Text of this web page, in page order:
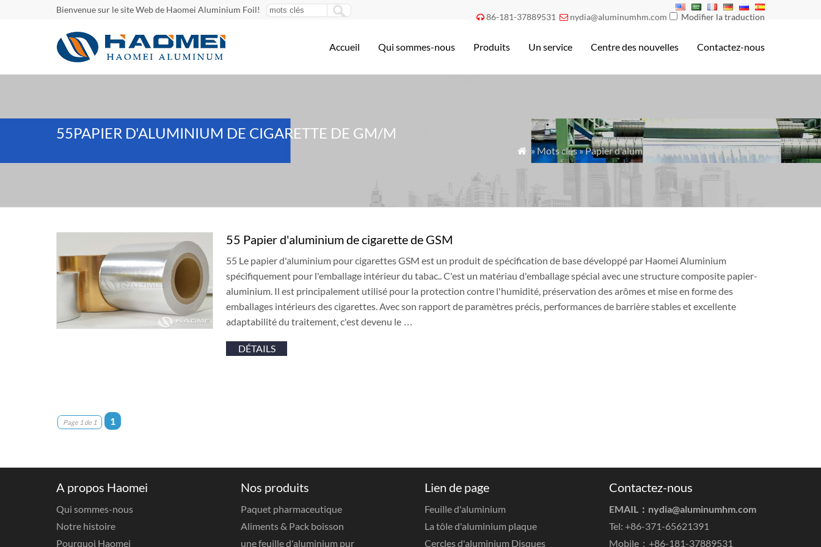
Bienvenue sur le site Web de Haomei Aluminium Foil!
 86-181-37889531  nydia@aluminumhm.com Modifier la traduction
Accueil Qui sommes-nous Produits Un service Centre des nouvelles Contactez-nous
55PAPIER D'ALUMINIUM DE CIGARETTE DE GM/M
 » Mots clés » Papier d'aluminium pour cigarettes 55 g/m²
55 Papier d'aluminium de cigarette de GSM
55 Le papier d'aluminium pour cigarettes GSM est un produit de spécification de base développé par Haomei Aluminium
spécifiquement pour l'emballage intérieur du tabac.. C'est un matériau d'emballage spécial avec une structure composite papier-
aluminium. Il est principalement utilisé pour la protection contre l'humidité, préservation des arômes et mise en forme des
emballages intérieurs des cigarettes. Avec son rapport de paramètres précis, performances de barrière stables et excellente
adaptabilité du traitement, c'est devenu le …
DÉTAILS
Page 1 de 1 1
A propos Haomei
Qui sommes-nous
Notre histoire
Pourquoi Haomei
Nos produits
Paquet pharmaceutique
Aliments & Pack boisson
une feuille d'aluminium pur
Lien de page
Feuille d'aluminium
La tôle d'aluminium plaque
Cercles d'aluminium Disques
Contactez-nous
EMAIL： nydia@aluminumhm.com
Tel: +86-371-65621391
Mobile：+86-181-37889531